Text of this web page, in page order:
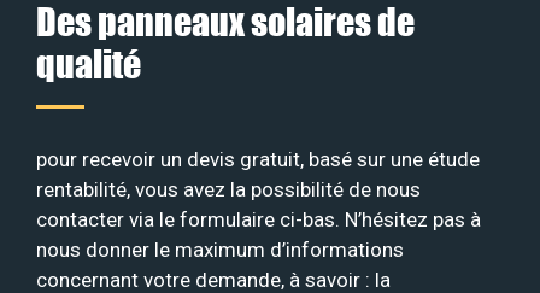
Des panneaux solaires de
qualité
pour recevoir un devis gratuit, basé sur une étude
rentabilité, vous avez la possibilité de nous
contacter via le formulaire ci-bas. N’hésitez pas à
nous donner le maximum d’informations
concernant votre demande, à savoir : la